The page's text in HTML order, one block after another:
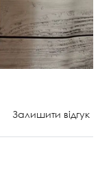
Залишити відгук